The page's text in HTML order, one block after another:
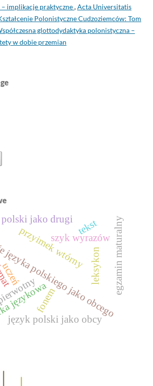
– implikacje praktyczne,Acta Universitatis
Polonistyczne Cudzoziemców: Tom
glottodydaktyka polonistyczna –
w dobie przemian
polskiego jako obcego
przyimek wtórny
język polski jako obcy
szyk wyrazów
leksykon
jako drugi egzamin maturalny
tekst
językowa
uczeń
fonem